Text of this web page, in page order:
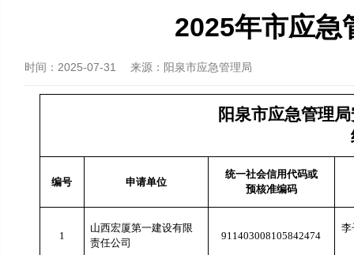
2025年市应急
时间： 2025-07-31 来源： 阳泉市应急管理局
阳泉市应急管理
编号 申请单位
统一社会信用代码或
预核准编码
1
山西宏厦第一建设有限
责任公司
911403008105842474
李